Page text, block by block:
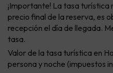
¡Importante! La tasa turística
precio final de la reserva, es
recepción el día de llegada.
tasa.
Valor de la tasa turística en
persona y noche (impuestos